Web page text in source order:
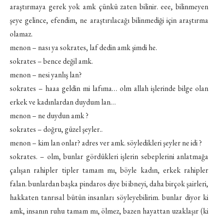
araştırmaya gerek yok amk çünkü zaten bilinir. eee, bilinmeyen
şeye gelince, efendim, ne araştırılacağı bilinmediği için araştırma
olamaz.
menon – nası ya sokrates, laf dedin amk şimdi he.
sokrates – bence değil amk.
menon – nesi yanlış lan?
sokrates – haaa geldin mi lafıma… olm allah işlerinde bilge olan
erkek ve kadınlardan duydum lan…
menon – ne duydun amk ?
sokrates – doğru, güzel şeyler..
menon – kim lan onlar? adres ver amk. söyledikleri şeyler ne idi ?
sokrates. – olm, bunlar gördükleri işlerin sebeplerini anlatmağa
çalışan rahipler tipler tamam mı, böyle kadın, erkek rahipler
falan. bunlardan başka pindaros diye bi ibneyi, daha birçok şairleri,
hakkaten tanrısal bütün insanları söyleyebilirim. bunlar diyor ki
amk, insanın ruhu tamam mı, ölmez, bazen hayattan uzaklaşır (ki